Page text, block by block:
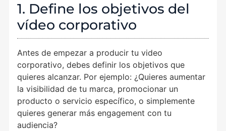
1. Define los objetivos del
vídeo corporativo
Antes de empezar a producir tu video
corporativo, debes definir los objetivos que
quieres alcanzar. Por ejemplo: ¿Quieres aumentar
la visibilidad de tu marca, promocionar un
producto o servicio específico, o simplemente
quieres generar más engagement con tu
audiencia?